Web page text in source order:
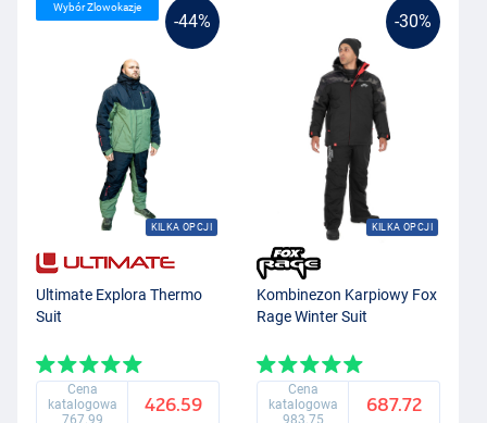
-44%
KILKA OPCJI
Wybór Zlowokazje
Ultimate Explora Thermo
Suit
Cena
katalogowa
426.59
-30%
KILKA OPCJI
Kombinezon Karpiowy Fox
Rage Winter Suit
Cena
katalogowa
687.72